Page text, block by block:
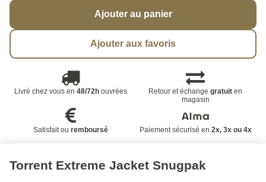
Ajouter au panier
Ajouter aux favoris
Livré chez vous en 48/72houvrées Retour et échangegratuit en
magasin
Satisfait ou remboursé Paiement sécurisé en 2x, 3x ou 4x
Torrent Extreme Jacket Snugpak